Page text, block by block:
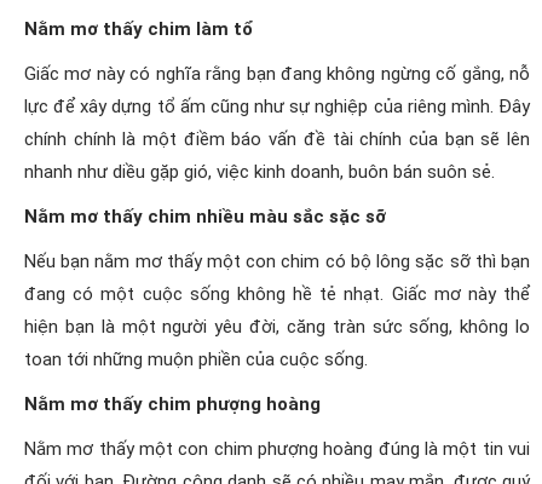
Nằm mơ thấy chim làm tổ
Giấc mơ này có nghĩa rằng bạn đang không ngừng cố gắng, nỗ
lực để xây dựng tổ ấm cũng như sự nghiệp của riêng mình. Đây
chính chính là một điềm báo vấn đề tài chính của bạn sẽ lên
nhanh như diều gặp gió, việc kinh doanh, buôn bán suôn sẻ.
Nằm mơ thấy chim nhiều màu sắc sặc sỡ
Nếu bạn nằm mơ thấy một con chim có bộ lông sặc sỡ thì bạn
đang có một cuộc sống không hề tẻ nhạt. Giấc mơ này thể
hiện bạn là một người yêu đời, căng tràn sức sống, không lo
toan tới những muộn phiền của cuộc sống.
Nằm mơ thấy chim phượng hoàng
Nằm mơ thấy một con chim phượng hoàng đúng là một tin vui